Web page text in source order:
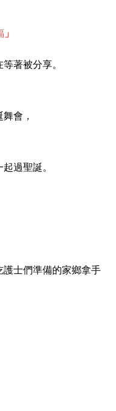
」
著被分享。
會，
過聖誕。
士們準備的家鄉拿手